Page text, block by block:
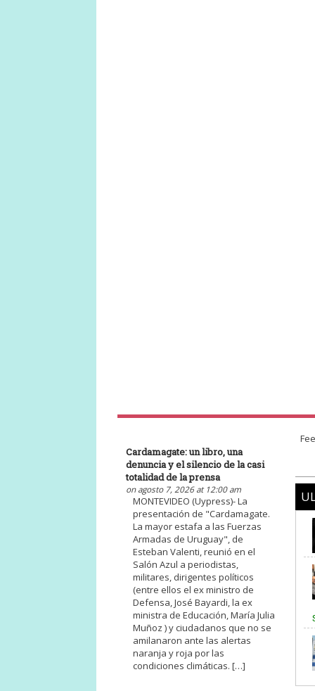
Cardamagate: un libro, una
denuncia y el silencio de la casi
totalidad de la prensa
on agosto 7, 2026 at 12:00 am
MONTEVIDEO (Uypress)- La
presentación de "Cardamagate.
La mayor estafa a las Fuerzas
Armadas de Uruguay", de
Esteban Valenti, reunió en el
Salón Azul a periodistas,
militares, dirigentes políticos
(entre ellos el ex ministro de
Defensa, José Bayardi, la ex
ministra de Educación, María Julia
Muñoz ) y ciudadanos que no se
amilanaron ante las alertas
naranja y roja por las
condiciones climáticas. […]